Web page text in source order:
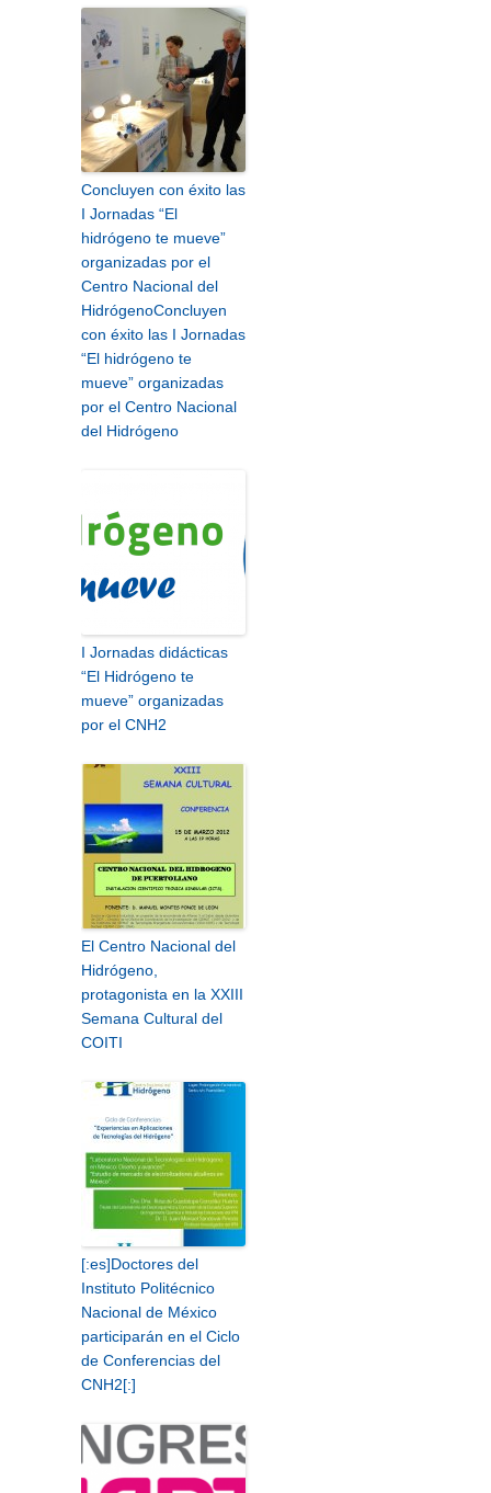
Concluyen con éxito las
I Jornadas “El
hidrógeno te mueve”
organizadas por el
Centro Nacional del
HidrógenoConcluyen
con éxito las I Jornadas
“El hidrógeno te
mueve” organizadas
por el Centro Nacional
del Hidrógeno
I Jornadas didácticas
“El Hidrógeno te
mueve” organizadas
por el CNH2
El Centro Nacional del
Hidrógeno,
protagonista en la XXIII
Semana Cultural del
COITI
[:es]Doctores del
Instituto Politécnico
Nacional de México
participarán en el Ciclo
de Conferencias del
CNH2[:]